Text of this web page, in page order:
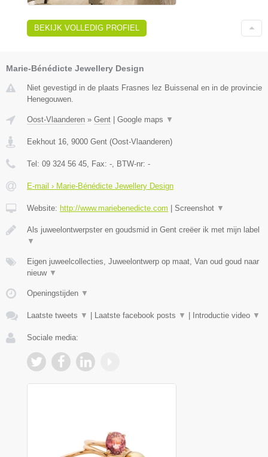
BEKIJK VOLLEDIG PROFIEL
Marie-Bénédicte Jewellery Design
Niet gevestigd in de plaats Frasnes lez Buissenal en in de provincie
Henegouwen.
Oost-Vlaanderen » Gent Google maps ▼
Eekhout 16, 9000 Gent (Oost-Vlaanderen)
Tel: 09 324 56 45, Fax: -, BTW-nr: -
E-mail › Marie-Bénédicte Jewellery Design
Website: http://www.mariebenedicte.com Screenshot ▼
Als juweelontwerpster en goudsmid in Gent creëer ik met mijn label
▼
Eigen juweelcollecties, Juweelontwerp op maat, Van oud goud naar
nieuw ▼
Openingstijden ▼
Laatste tweets ▼ Laatste facebook posts ▼ Introductie video ▼
Sociale media: